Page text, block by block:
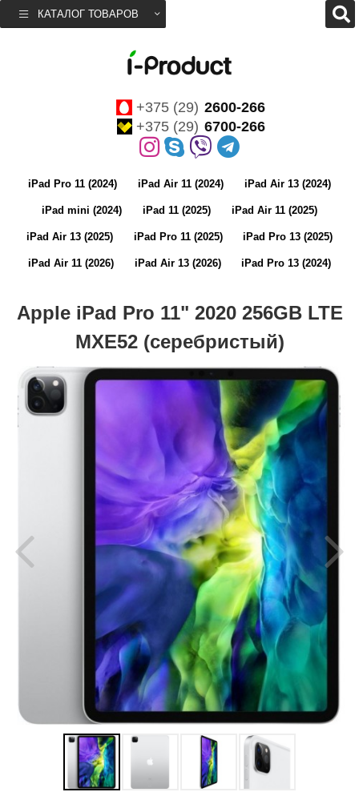
КАТАЛОГ ТОВАРОВ
+375 (29) 2600-266
+375 (29) 6700-266
iPad Pro 11 (2024) iPad Air 11 (2024) iPad Air 13 (2024)
iPad mini (2024) iPad 11 (2025) iPad Air 11 (2025)
iPad Air 13 (2025) iPad Pro 11 (2025) iPad Pro 13 (2025)
iPad Air 11 (2026) iPad Air 13 (2026) iPad Pro 13 (2024)
Apple iPad Pro 11" 2020 256GB LTE
MXE52 (серебристый)